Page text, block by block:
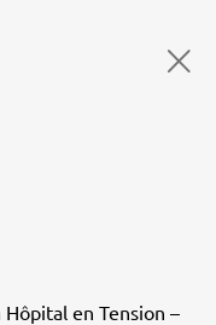
en Tension –